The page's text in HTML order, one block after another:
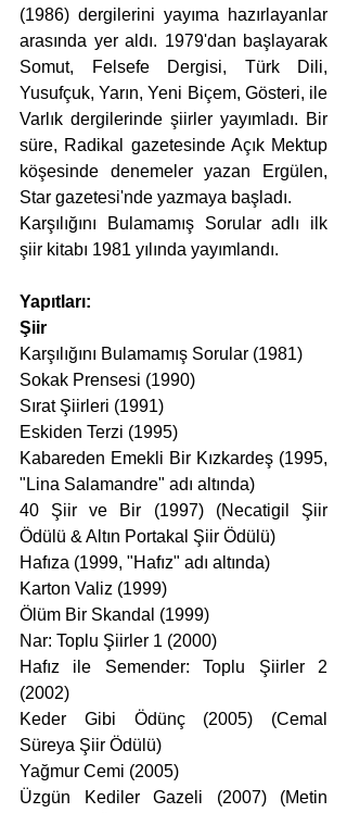
(1986) dergilerini yayıma hazırlayanlar
arasında yer aldı. 1979'dan başlayarak
Somut, Felsefe Dergisi, Türk Dili,
Yusufçuk, Yarın, Yeni Biçem, Gösteri, ile
Varlık dergilerinde şiirler yayımladı. Bir
süre, Radikal gazetesinde Açık Mektup
köşesinde denemeler yazan Ergülen,
Star gazetesi'nde yazmaya başladı.
Karşılığını Bulamamış Sorular adlı ilk
şiir kitabı 1981 yılında yayımlandı.
Yapıtları:
Şiir
Karşılığını Bulamamış Sorular (1981)
Sokak Prensesi (1990)
Sırat Şiirleri (1991)
Eskiden Terzi (1995)
Kabareden Emekli Bir Kızkardeş (1995,
"Lina Salamandre" adı altında)
40 Şiir ve Bir (1997) (Necatigil Şiir
Ödülü & Altın Portakal Şiir Ödülü)
Hafıza (1999, "Hafız" adı altında)
Karton Valiz (1999)
Ölüm Bir Skandal (1999)
Nar: Toplu Şiirler 1 (2000)
Hafız ile Semender: Toplu Şiirler 2
(2002)
Keder Gibi Ödünç (2005) (Cemal
Süreya Şiir Ödülü)
Yağmur Cemi (2005)
Üzgün Kediler Gazeli (2007) (Metin